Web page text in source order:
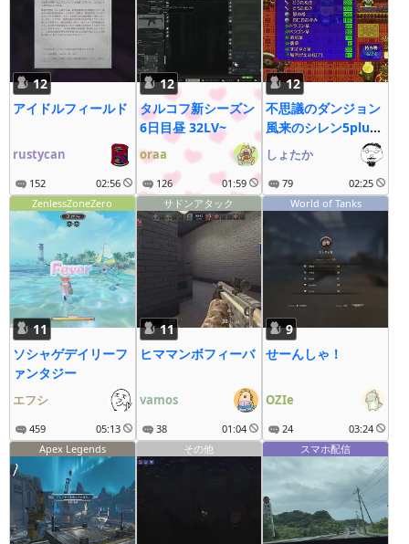
12
アイドルフィールド
rustycan
152 02:56
12
タルコフ新シーズン
6日目昼 32LV~
oraa
126 01:59
12
不思議のダンジョン
風来のシレン5plus
フォーチュンタワー
と運命のダイス
(steam)(ストーリ
ー) #1
しょたか
79
02:25
ZenlessZoneZero
11
ソシャゲデイリーフ
ァンタジー
エフシ
459 05:13
サドンアタック
11
ヒママンボフィーバ
vamos
38 01:04
World of Tanks
9
せーんしゃ！
OZIe
24
03:24
Apex Legends
その他 スマホ配信